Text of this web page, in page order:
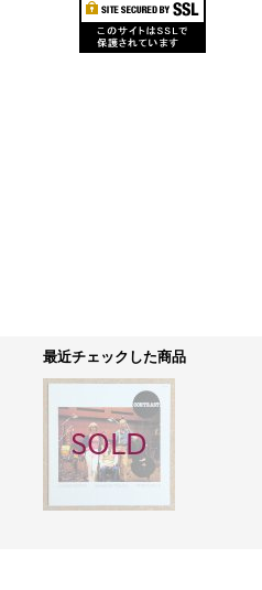
最近チェックした商品